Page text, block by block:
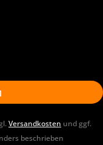
Versandkosten und ggf.
beschrieben